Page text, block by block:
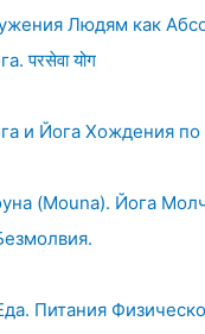
Людям как
परसेवा योग
и Йога Хождения
(Mouna). Йога
Питания